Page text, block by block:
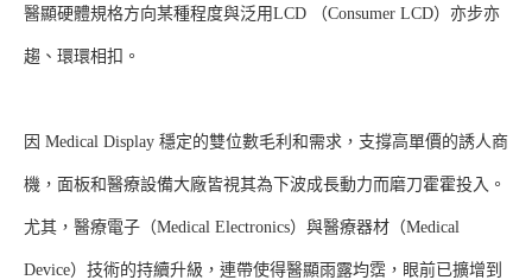
醫顯硬體規格方向某種程度與泛用LCD （Consumer LCD）亦步亦
趨、環環相扣。
因 Medical Display 穩定的雙位數毛利和需求，支撐高單價的誘人商
機，面板和醫療設備大廠皆視其為下波成長動力而磨刀霍霍投入。
尤其，醫療電子（Medical Electronics）與醫療器材（Medical
Device）技術的持續升級，連帶使得醫顯雨露均霑，眼前已擴增到